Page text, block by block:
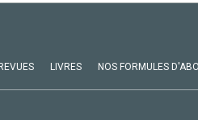
REVUES LIVRES NOS FORMULES